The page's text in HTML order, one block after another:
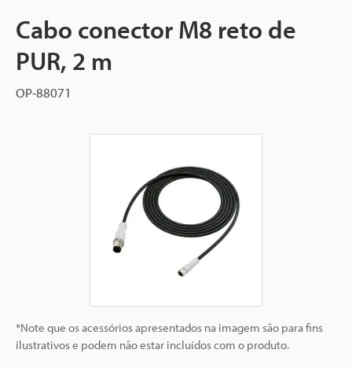
Cabo conector M8 reto de
PUR, 2 m
OP-88071
*Note que os acessórios apresentados na imagem são para fins
ilustrativos e podem não estar incluídos com o produto.